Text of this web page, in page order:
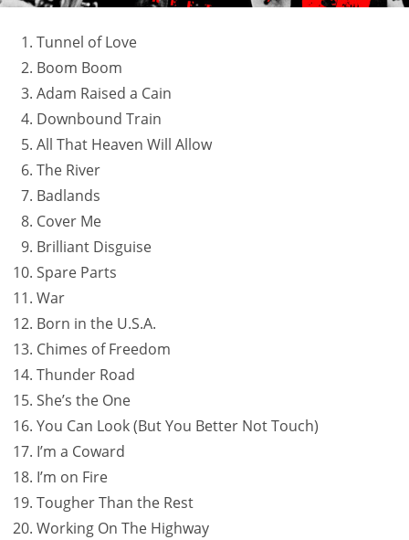
Tunnel of Love
Boom Boom
Adam Raised a Cain
Downbound Train
All That Heaven Will Allow
The River
Badlands
Cover Me
Brilliant Disguise
Spare Parts
War
Born in the U.S.A.
Chimes of Freedom
Thunder Road
She’s the One
You Can Look (But You Better Not Touch)
I’m a Coward
I’m on Fire
Tougher Than the Rest
Working On The Highway